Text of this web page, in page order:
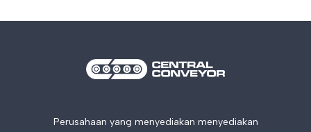
Perusahaan yang menyediakan menyediakan